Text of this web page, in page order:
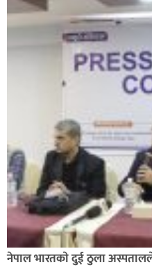
नेपाल भारतकाे दुई ठुला